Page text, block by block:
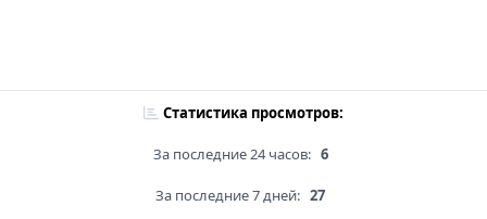
Статистика просмотров:
За последние 24 часов: 6
За последние 7 дней: 27